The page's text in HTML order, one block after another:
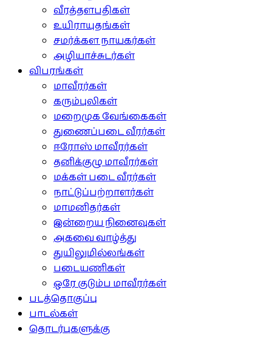
வீரத்தளபதிகள்
உயிராயுதங்கள்
சமர்க்கள நாயகர்கள்
அழியாச்சுடர்கள்
விபரங்கள்
மாவீரர்கள்
கரும்புலிகள்
மறைமுக வேங்கைகள்
துணைப்படை வீரர்கள்
ஈரோஸ் மாவீரர்கள்
தனிக்குழு மாவீரர்கள்
மக்கள் படை வீரர்கள்
நாட்டுப்பற்றாளர்கள்
மாமனிதர்கள்
இன்றைய நினைவுகள்
அகவை வாழ்த்து
துயிலுமில்லங்கள்
படையணிகள்
ஒரே குடும்ப மாவீரர்கள்
படத்தொகுப்பு
பாடல்கள்
தொடர்புகளுக்கு